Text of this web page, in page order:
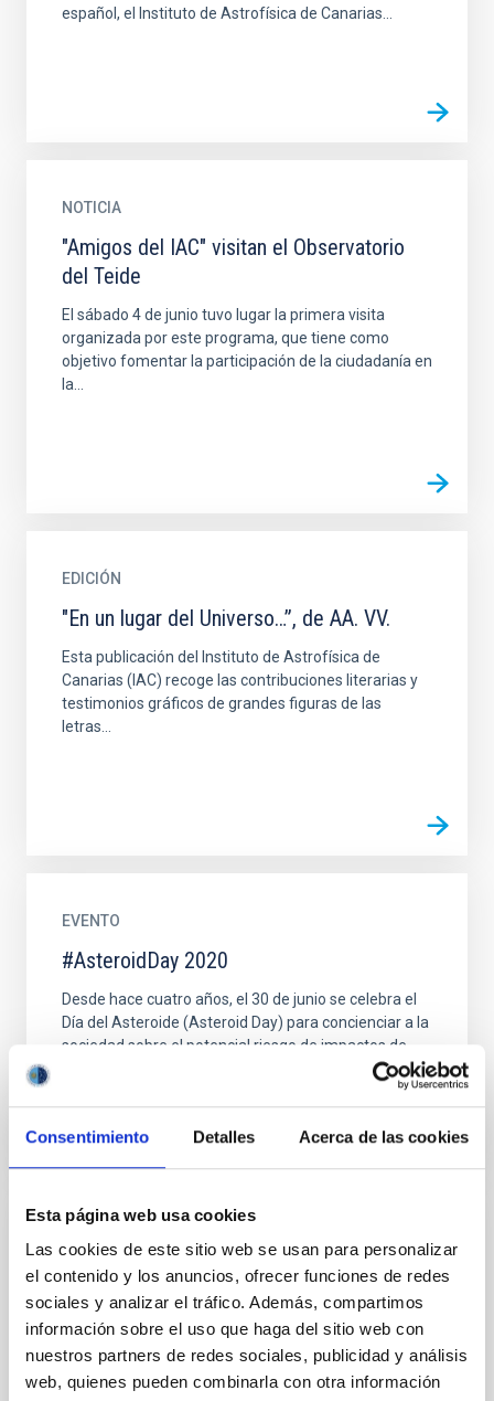
Consentimiento Detalles Acerca de las cookies
Esta página web usa cookies
Las cookies de este sitio web se usan para personalizar
el contenido y los anuncios, ofrecer funciones de redes
sociales y analizar el tráfico. Además, compartimos
información sobre el uso que haga del sitio web con
nuestros partners de redes sociales, publicidad y análisis
web, quienes pueden combinarla con otra información
español, el Instituto de Astrofísica de Canarias...
NOTICIA
"Amigos del IAC" visitan el Observatorio
del Teide
El sábado 4 de junio tuvo lugar la primera visita
organizada por este programa, que tiene como
objetivo fomentar la participación de la ciudadanía en
la...
EDICIÓN
"En un lugar del Universo…”, de AA. VV.
Esta publicación del Instituto de Astrofísica de
Canarias (IAC) recoge las contribuciones literarias y
testimonios gráficos de grandes figuras de las
letras...
EVENTO
#AsteroidDay 2020
Desde hace cuatro años, el 30 de junio se celebra el
Día del Asteroide (Asteroid Day) para concienciar a la
sociedad sobre el potencial riesgo de impactos de...
NOTICIA
'Astronomy on Tap' llega a España: primera
edición en Canarias
El Instituto de Astrofísica de Canarias (IAC) anuncia
la llegada de Astronomy on Tap a España, con su
primera edición en Tenerife. Esta iniciativa de...